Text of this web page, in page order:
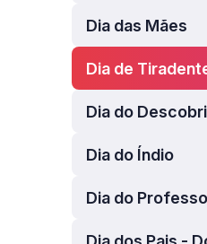
Dia das Mães
Dia de
Dia do
Dia do Índio
Dia do